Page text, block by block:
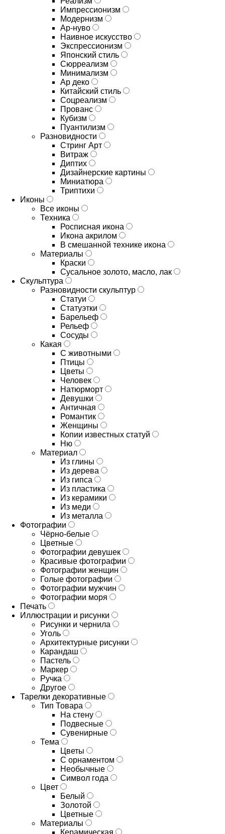
Импрессионизм
Модернизм
Ар-нуво
Наивное искусство
Экспрессионизм
Японский стиль
Сюрреализм
Минимализм
Ар деко
Китайский стиль
Соцреализм
Прованс
Кубизм
Пуантилизм
Разновидности
Стринг Арт
Витраж
Диптих
Дизайнерские картины
Миниатюра
Триптихи
Иконы
Все иконы
Техника
Росписная икона
Икона акрилом
В смешанной технике икона
Материалы
Краски
Сусальное золото, масло, лак
Скульптура
Разновидности скульптур
Статуи
Статуэтки
Барельеф
Рельеф
Сосуды
Какая
С животными
Птицы
Цветы
Человек
Натюрморт
Девушки
Античная
Романтик
Женщины
Копии известных статуй
Ню
Материал
Из глины
Из дерева
Из гипса
Из пластика
Из керамики
Из меди
Из металла
Фотографии
Чёрно-белые
Цветные
Фотографии девушек
Красивые фотографии
Фотографии женщин
Голые фотографии
Фотографии мужчин
Фотографии моря
Печать
Иллюстрации и рисунки
Рисунки и чернила
Уголь
Архитектурные рисунки
Карандаш
Пастель
Маркер
Ручка
Другое
Тарелки декоративные
Тип Товара
На стену
Подвесные
Сувенирные
Тема
Цветы
С орнаментом
Необычные
Символ года
Цвет
Белый
Золотой
Цветные
Материалы
Керамическая